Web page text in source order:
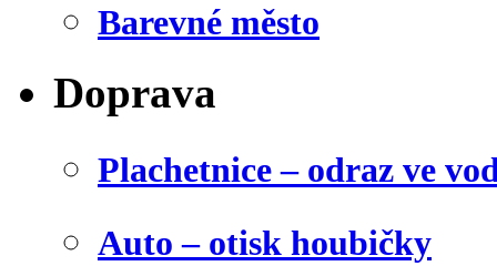
Barevné město
Doprava
Plachetnice – odraz ve
Auto – otisk houbičky